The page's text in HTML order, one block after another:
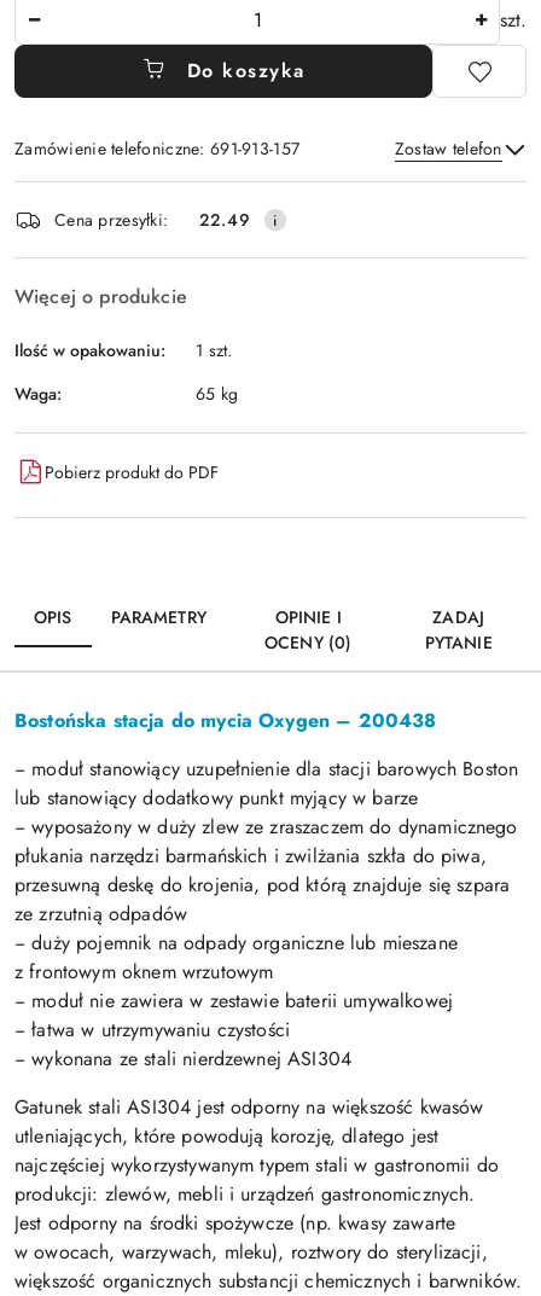
szt.
Do koszyka
Zamówienie telefoniczne: 691-913-157 Zostaw telefon
Wyślij
i
dostawa
Cena przesyłki: 22.49
Więcej o produkcie
Ilość w opakowaniu:
1 szt.
Waga:
65 kg
Pobierz produkt do PDF
OPIS PARAMETRY
OPINIE I
OCENY (0)
ZADAJ
PYTANIE
Bostońska stacja do mycia Oxygen – 200438
− moduł stanowiący uzupełnienie dla stacji barowych Boston
lub stanowiący dodatkowy punkt myjący w barze
− wyposażony w duży zlew ze zraszaczem do dynamicznego
płukania narzędzi barmańskich i zwilżania szkła do piwa,
przesuwną deskę do krojenia, pod którą znajduje się szpara
ze zrzutnią odpadów
− duży pojemnik na odpady organiczne lub mieszane
z frontowym oknem wrzutowym
− moduł nie zawiera w zestawie baterii umywalkowej
− łatwa w utrzymywaniu czystości
− wykonana ze stali nierdzewnej ASI304
Gatunek stali ASI304 jest odporny na większość kwasów
utleniających, które powodują korozję, dlatego jest
najczęściej wykorzystywanym typem stali w gastronomii do
produkcji: zlewów, mebli i urządzeń gastronomicznych.
Jest odporny na środki spożywcze (np. kwasy zawarte
w owocach, warzywach, mleku), roztwory do sterylizacji,
większość organicznych substancji chemicznych i barwników.